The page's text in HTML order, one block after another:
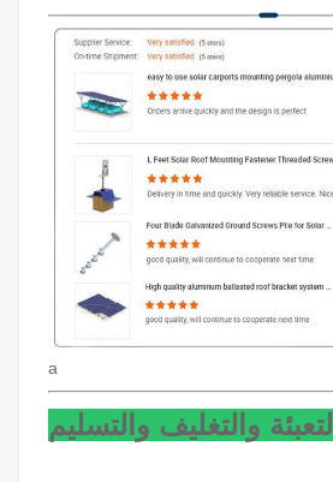
a
التعبئة والتغليف والتسليم